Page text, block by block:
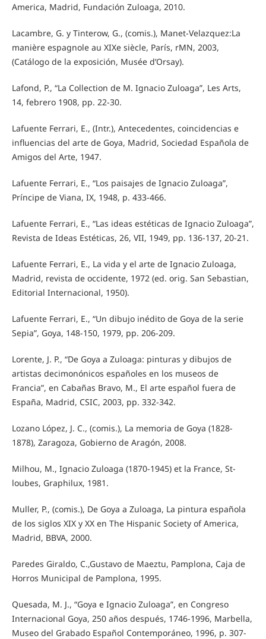
America, Madrid, Fundación Zuloaga, 2010.
Lacambre, G. y Tinterow, G., (comis.), Manet-Velazquez:La
manière espagnole au XIXe siècle, París, rMN, 2003,
(Catálogo de la exposición, Musée d’Orsay).
Lafond, P., “La Collection de M. Ignacio Zuloaga”, Les Arts,
14, febrero 1908, pp. 22-30.
Lafuente Ferrari, E., (Intr.), Antecedentes, coincidencias e
influencias del arte de Goya, Madrid, Sociedad Española de
Amigos del Arte, 1947.
Lafuente Ferrari, E., “Los paisajes de Ignacio Zuloaga”,
Príncipe de Viana, IX, 1948, p. 433-466.
Lafuente Ferrari, E., “Las ideas estéticas de Ignacio Zuloaga”,
Revista de Ideas Estéticas, 26, VII, 1949, pp. 136-137, 20-21.
Lafuente Ferrari, E., La vida y el arte de Ignacio Zuloaga,
Madrid, revista de occidente, 1972 (ed. orig. San Sebastian,
Editorial Internacional, 1950).
Lafuente Ferrari, E., “Un dibujo inédito de Goya de la serie
Sepia”, Goya, 148-150, 1979, pp. 206-209.
Lorente, J. P., “De Goya a Zuloaga: pinturas y dibujos de
artistas decimonónicos españoles en los museos de
Francia”, en Cabañas Bravo, M., El arte español fuera de
España, Madrid, CSIC, 2003, pp. 332-342.
Lozano López, J. C., (comis.), La memoria de Goya (1828-
1878), Zaragoza, Gobierno de Aragón, 2008.
Milhou, M., Ignacio Zuloaga (1870-1945) et la France, St-
loubes, Graphilux, 1981.
Muller, P., (comis.), De Goya a Zuloaga, La pintura española
de los siglos XIX y XX en The Hispanic Society of America,
Madrid, BBVA, 2000.
Paredes Giraldo, C.,Gustavo de Maeztu, Pamplona, Caja de
Horros Municipal de Pamplona, 1995.
Quesada, M. J., “Goya e Ignacio Zuloaga”, en Congreso
Internacional Goya, 250 años después, 1746-1996, Marbella,
Museo del Grabado Español Contemporáneo, 1996, p. 307-